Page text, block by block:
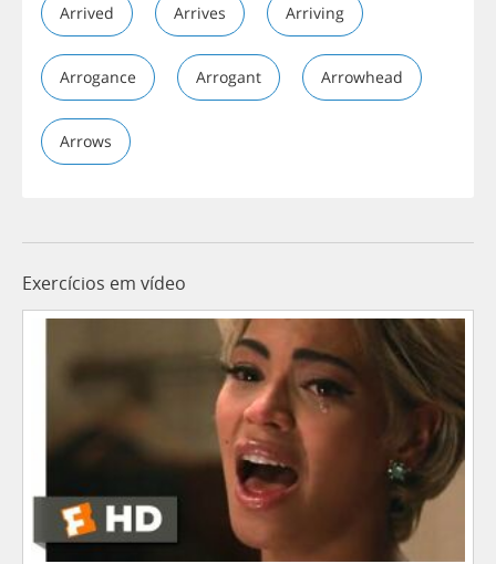
Arrived Arrives Arriving
Arrogance Arrogant Arrowhead
Arrows
Exercícios em vídeo